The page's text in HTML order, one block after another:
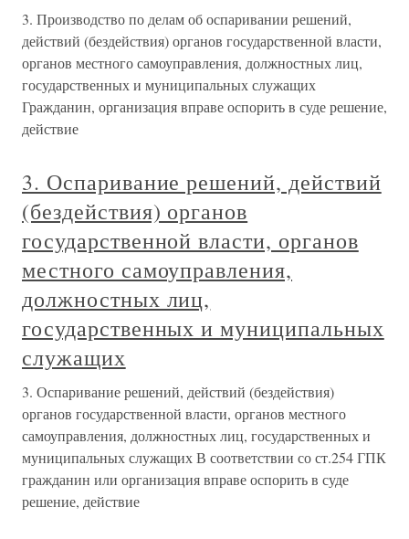
3. Производство по делам об оспаривании решений,
действий (бездействия) органов государственной власти,
органов местного самоуправления, должностных лиц,
государственных и муниципальных служащих
Гражданин, организация вправе оспорить в суде решение,
действие
3. Оспаривание решений, действий
(бездействия) органов
государственной власти, органов
местного самоуправления,
должностных лиц,
государственных и муниципальных
служащих
3. Оспаривание решений, действий (бездействия)
органов государственной власти, органов местного
самоуправления, должностных лиц, государственных и
муниципальных служащих В соответствии со ст.254 ГПК
гражданин или организация вправе оспорить в суде
решение, действие